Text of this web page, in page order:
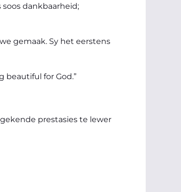
soos dankbaarheid;
gemaak. Sy het eerstens
beautiful for God.”
prestasies te lewer